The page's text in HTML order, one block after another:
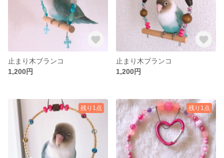
止まり木ブランコ
1,200円
止まり木ブランコ
1,200円
残り1点 残り1点